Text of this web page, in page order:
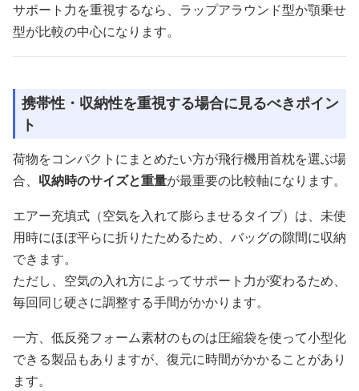
サポート力を重視するなら、ラップアラウンド型か顎乗せ
型が比較の中心になります。
携帯性・収納性を重視する場合に見るべきポイン
ト
荷物をコンパクトにまとめたい方が飛行機用首枕を選ぶ場
合、 収納時のサイズと重量が最重要の比較軸になります。
エアー充填式（空気を入れて膨らませるタイプ）は、未使
用時にほぼ平らに折りたためるため、バッグの隙間に収納
できます。
ただし、空気の入れ方によってサポート力が変わるため、
毎回同じ硬さに調整する手間がかかります。
一方、低反発フォーム素材のものは圧縮袋を使って小型化
できる製品もありますが、復元に時間がかかることがあり
ます。